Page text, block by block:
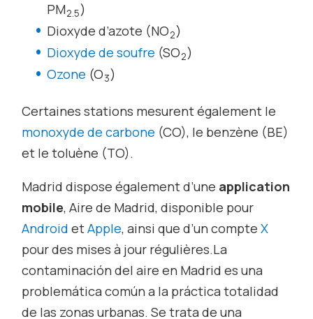
PM2.5)
Dioxyde d’azote (NO2)
Dioxyde de soufre (SO2)
Ozone (O3)
Certaines stations mesurent également le
monoxyde de carbone (CO), le benzène (BE)
et le toluène (TO).
Madrid dispose également d’une application
mobile, Aire de Madrid, disponible pour
Android etApple, ainsi que d’un compteX
pour des mises à jour régulières.La
contaminación del aire en Madrid es una
problemática común a la práctica totalidad
de las zonas urbanas. Se trata de una